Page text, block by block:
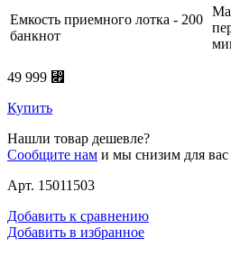
Емкость приемного лотка - 200
банкнот
49 999 ⃏
Купить
Нашли товар дешевле?
Сообщите нам и мы снизим для
Арт. 15011503
Добавить к сравнению
Добавить в избранное